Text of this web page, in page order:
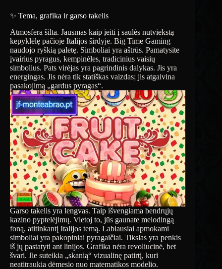
✨ Tema, grafika ir garso takelis
Atmosfera šilta. Jausmas kaip įeiti į saulės nutviekstą
kepyklėlę pačioje Italijos širdyje. Big Time Gaming
naudojo ryškią paletę. Simboliai yra aštrūs. Pamatysite
įvairius pyragus, kempinėles, tradicinius vaisių
simbolius. Pats virėjas yra pagrindinis dalykas. Jis yra
energingas. Jis nėra tik statiškas vaizdas; jis atgaivina
pasakojimą „gardus pyragas“.
Garso takelis yra lengvas. Taip išvengiama bendrųjų
kazino pyptelėjimų. Vietoj to, jūs gaunate melodingą
foną, atitinkantį Italijos temą. Labiausiai apmokami
simboliai yra pakopiniai pyragaičiai. Tikslas yra penkis
iš jų pastatyti ant linijos. Grafika nėra revoliucinė, bet
švari. Jie suteikia „skanią“ vizualinę patirtį, kuri
neatitraukia dėmesio nuo matematikos modelio.